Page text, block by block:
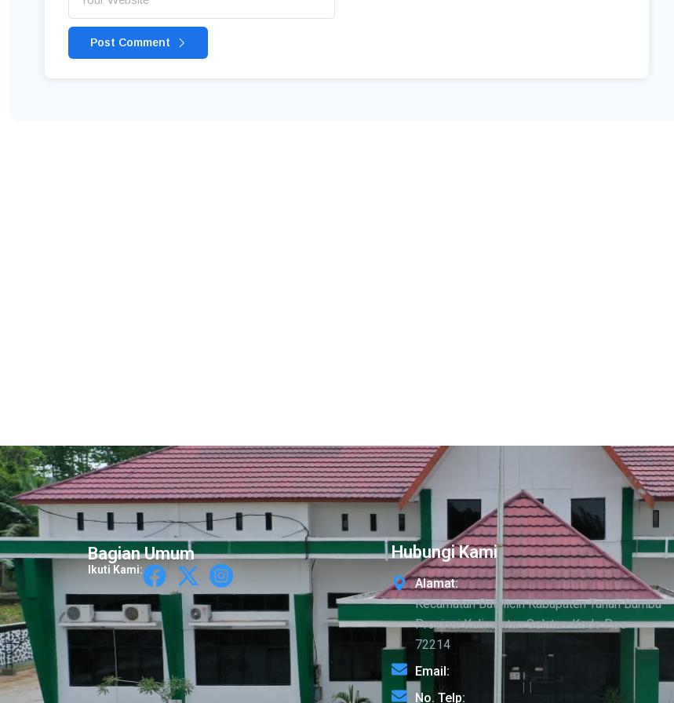
Post Comment
Bagian Umum
Ikuti Kami:
Hubungi Kami
Alamat:
Kecamatan Batulicin Kabupaten Tanah Bumbu
Provinsi Kalimantan Selatan-Kode Pos
72214
Email:
No. Telp: